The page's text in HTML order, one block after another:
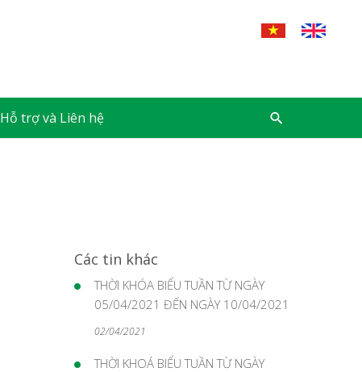
Hỗ trợ và Liên hệ
Các tin khác
THỜI KHÓA BIỂU TUẦN TỪ NGÀY
05/04/2021 ĐẾN NGÀY 10/04/2021
02/04/2021
THỜI KHOÁ BIỂU TUẦN TỪ NGÀY